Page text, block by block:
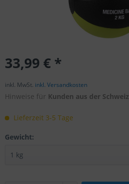
33,99 € *
inkl. MwSt. inkl. Versandkosten
Hinweise für Kunden aus der Schweiz
Lieferzeit 3-5 Tage
Gewicht: